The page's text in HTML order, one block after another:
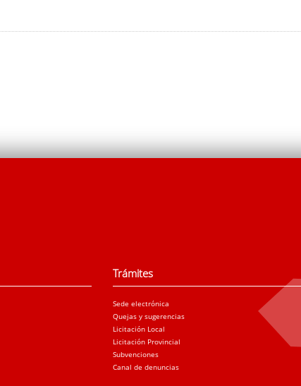
Trámites
Sede electrónica
Quejas y sugerencias
Licitación Local
Licitación Provincial
Subvenciones
Canal de denuncias